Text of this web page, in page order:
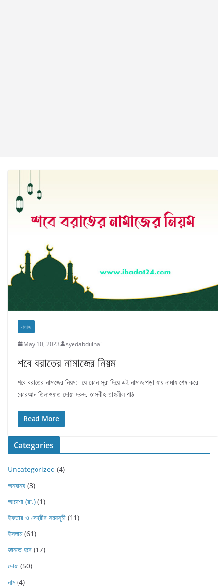
নামাজ
May 10, 2023 syedabdulhai
শবে বরাতের নামাজের নিয়ম
শবে বরাতের নামাজের নিয়ম:- যে কোন সূরা দিয়ে এই নামাজ পড়া যায় নামায শেষ করে
কোরআন তিলাওয়াত দোয়া-দরুদ, তাসবীহ-তাহলীল পাঠ
Read More
Categories
Uncategorized (4)
অন্যান্য (3)
আয়েশা (রা.) (1)
ইফতার ও সেহরীর সময়সূচী (11)
ইসলাম(61)
জানতে হবে (17)
দোয়া (50)
নাম(4)